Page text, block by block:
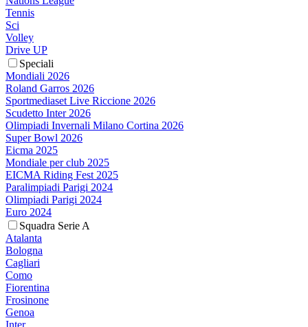
Tennis
Sci
Volley
Drive UP
Speciali
Mondiali 2026
Roland Garros 2026
Sportmediaset Live Riccione 2026
Scudetto Inter 2026
Olimpiadi Invernali Milano Cortina 2026
Super Bowl 2026
Eicma 2025
Mondiale per club 2025
EICMA Riding Fest 2025
Paralimpiadi Parigi 2024
Olimpiadi Parigi 2024
Euro 2024
Squadra Serie A
Atalanta
Bologna
Cagliari
Como
Fiorentina
Frosinone
Genoa
Inter